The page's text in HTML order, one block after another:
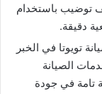
توضيب باستخدام
تويوتا في الخبر
الصيانة
تامة في جودة